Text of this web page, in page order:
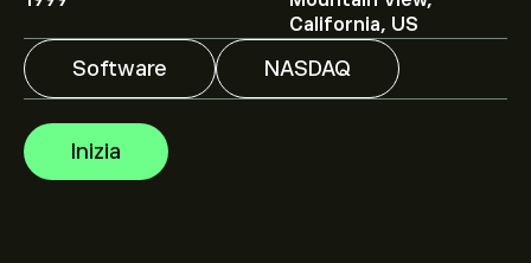
California, US
Software NASDAQ
Inizia
su eToro per previsioni dettagliate
degli analisti e obiettivi di prezzo.
Gli analisti offrono previsioni per le azioni
Legalzoomcom Inc basate su tendenze di mercato,
rapporti finanziari e crescita prevista. Consulta le
previsioni recenti per i futuri movimenti dei prezzi.